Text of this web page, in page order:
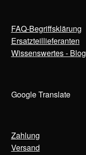
FAQ-Begriffsklärung
Ersatzteillieferanten
Wissenswertes - Blog
Google Translate
Zahlung
Versand